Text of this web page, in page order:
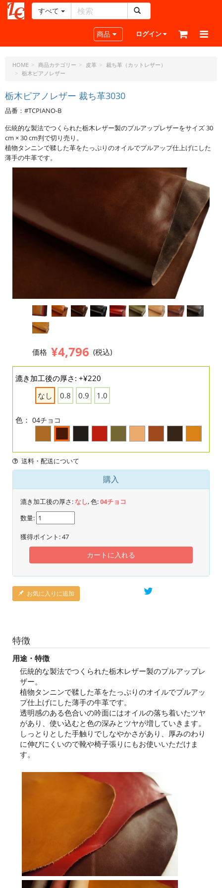
ー
ラ
フ
ド
ッ
ト・
ジ
ェ
ー
ピ
ー
すべて
Toggle navigation
商品 ログイン
HOME 商品カテゴリー 皮革
裁ち革（カットレザー）
栃木ピアノレザー
栃木ピアノレザー 裁ち革3030
品番：#TCPIANO-B
伝統的な製法でつくられた栃木レザー製のプルアップレザーをサイズ 30
cm × 30 cm判で切り売り。
植物タンニンで鞣した革をたっぷりのオイルでプルアップ仕上げにした
薄手の牛革です。
価格 ¥4,796 (税込)
漉き加工後の厚さ: +¥220
なし
0.8 0.9 1.0
色： 04チョコ
送料・配送について
購入
漉き加工後の厚さ:なし, 色:04チョコ
数量:
獲得ポイント:47
カートに入れる
お気に入りに追加
特徴
用途・特徴
伝統的な製法でつくられた栃木レザー製のプルアップレ
ザー。
植物タンニンで鞣した革をたっぷりのオイルでプルアッ
プ仕上げにした薄手の牛革です。
透明感のある色合いの吟面にはオイルの落ち着いたツヤ
があり、使い込むと色の深みとツヤが増していきます。
しっとりとした手触りでしなやかさがあり、厚みのわり
に伸びにくいので靴や椅子張りにもお使いいただけま
す。